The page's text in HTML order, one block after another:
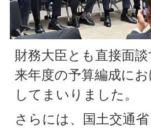
財務大臣とも直接面
来年度の予算編成に
してまいりました。
さらには、国土交通